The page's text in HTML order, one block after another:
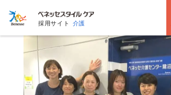
採用サイト 介護